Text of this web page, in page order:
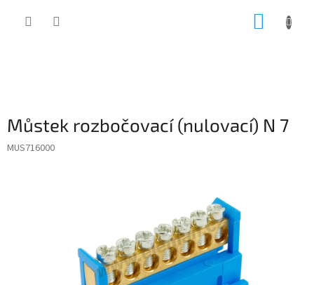
Můstek rozbočovací (nulovací) N 7
MUS716000